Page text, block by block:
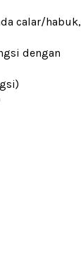
calar/habuk,
dengan